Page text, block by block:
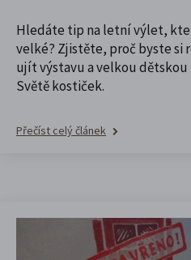
Hledáte tip na letní výlet,
velké? Zjistěte, proč byste si
ujít výstavu a velkou
Světě kostiček.
Přečíst celý článek